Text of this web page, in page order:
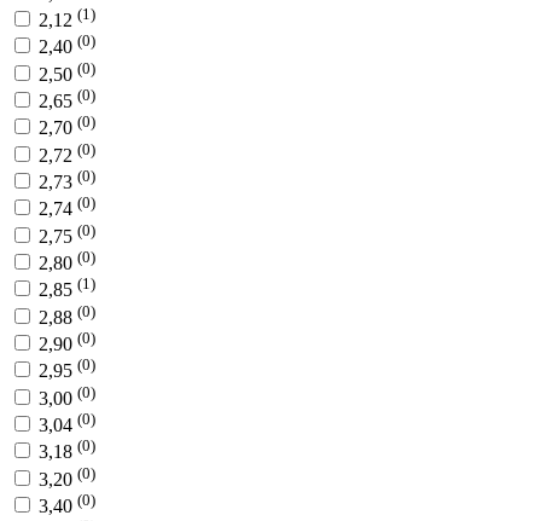
2,12 (1)
2,40 (0)
2,50 (0)
2,65 (0)
2,70 (0)
2,72 (0)
2,73 (0)
2,74 (0)
2,75 (0)
2,80 (0)
2,85 (1)
2,88 (0)
2,90 (0)
2,95 (0)
3,00 (0)
3,04 (0)
3,18 (0)
3,20 (0)
3,40 (0)